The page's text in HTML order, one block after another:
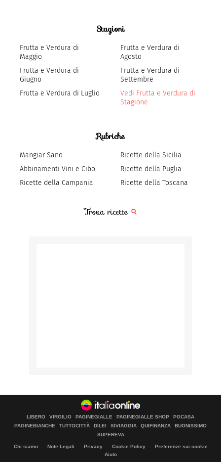
Stagioni
Frutta e Verdura di
Maggio
Frutta e Verdura di
Giugno
Frutta e Verdura di Luglio
Frutta e Verdura di
Agosto
Frutta e Verdura di
Settembre
Vedi Frutta e Verdura di
Stagione
Rubriche
Mangiar Sano
Abbinamenti Vini e Cibo
Ricette della Campania
Ricette della Sicilia
Ricette della Puglia
Ricette della Toscana
Trova ricette
LIBERO VIRGILIO PAGINEGIALLE PAGINEGIALLE SHOP
PGCASA
PAGINEBIANCHE
TUTTOCITTÀ DILEI SIVIAGGIA QUIFINANZA
BUONISSIMO
SUPEREVA
Chi siamo Note Legali Privacy Cookie Policy
Preferenze sui cookie
Aiuto